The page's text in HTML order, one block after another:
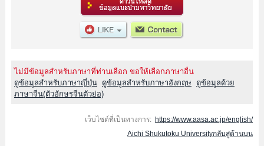
translation)หรือคณะArchitecture (tentative translation) ไว้ เป็นต้นไว้สำหรับผู้ที่
ต้องการค้นหาข้อมูลการศึกษาต่อเกี่ยวกับAichi Shukutoku University กรุณาใช้
เว็บไซต์นี้เพื่อการค้นหาข้อมูลตามอัธยาศัย นอกจากนั้นยังมีข้อมูลของสถาบันการ
ศึกษาระดับมหาวิทยาลัย,บัณฑิตวิทยาลัย,วิทยาลัยระดับอนุปริญญา,วิทยาลัย
ไม่มีข้อมูลสำหรับภาษาที่ท่านเลือก ขอให้เลือกภาษาอื่น
ดูข้อมูลสำหรับภาษาญี่ปุ่น
ดูข้อมูลสำหรับภาษาอังกฤษ
ดูข้อมูลด้วย
ภาษาจีน(ตัวอักษรจีนตัวย่อ)
เว็บไซต์ที่เป็นทางการ: https://www.aasa.ac.jp/english/
Aichi Shukutoku Universityกลับสู่ด้านบน